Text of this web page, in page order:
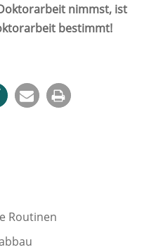
nimmst, ist
bestimmt!
Routinen